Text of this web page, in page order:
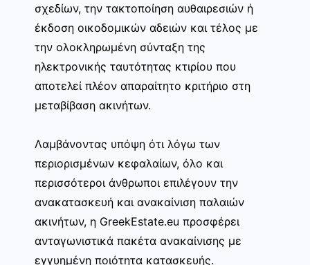
σχεδίων, την τακτοποίηση αυθαιρεσιών ή
έκδοση οικοδομικών αδειών και τέλος με
την ολοκληρωμένη σύνταξη της
ηλεκτρονικής ταυτότητας κτιρίου που
αποτελεί πλέον απαραίτητο κριτήριο στη
μεταβίβαση ακινήτων.
Λαμβάνοντας υπόψη ότι λόγω των
περιορισμένων κεφαλαίων, όλο και
περισσότεροι άνθρωποι επιλέγουν την
ανακατασκευή και ανακαίνιση παλαιών
ακινήτων, η GreekEstate.eu προσφέρει
ανταγωνιστικά πακέτα ανακαίνισης με
εγγυημένη ποιότητα κατασκευής.